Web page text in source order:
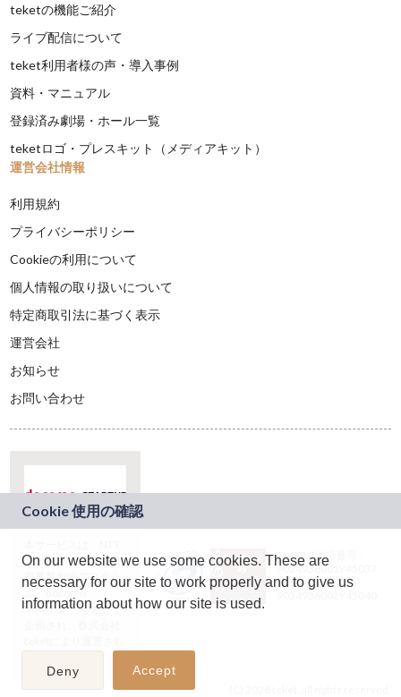
teketの機能ご紹介
ライブ配信について
teket利用者様の声・導入事例
資料・マニュアル
登録済み劇場・ホール一覧
teketロゴ・プレスキット（メディアキット）
運営会社情報
利用規約
プライバシーポリシー
Cookieの利用について
個人情報の取り扱いについて
特定商取引法に基づく表示
運営会社
お知らせ
お問い合わせ
ドコモグループの新
規事業創出プログラ
ム「docomo
STARTUP」を通じて
JASRAC許諾番号：
9024936001Y45037
JASRAC許諾番号：
On our website we use some cookies. These are
necessary for our site to work properly and to give us
information about how our site is used.
Deny Accept